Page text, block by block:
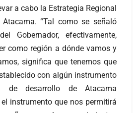
a cabo la Estrategia Regional
“Tal como se señaló
Gobernador, efectivamente,
como región a dónde vamos y
significa que tenemos que
con algún instrumento
de desarrollo de Atacama
instrumento que nos permitirá